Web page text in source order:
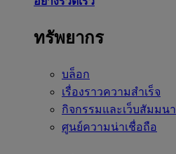
ทรัพยากร
บล็อก
เรื่องราวความสำเร็จ
กิจกรรมและเว็บสัมมนา
ศูนย์ความน่าเชื่อถือ